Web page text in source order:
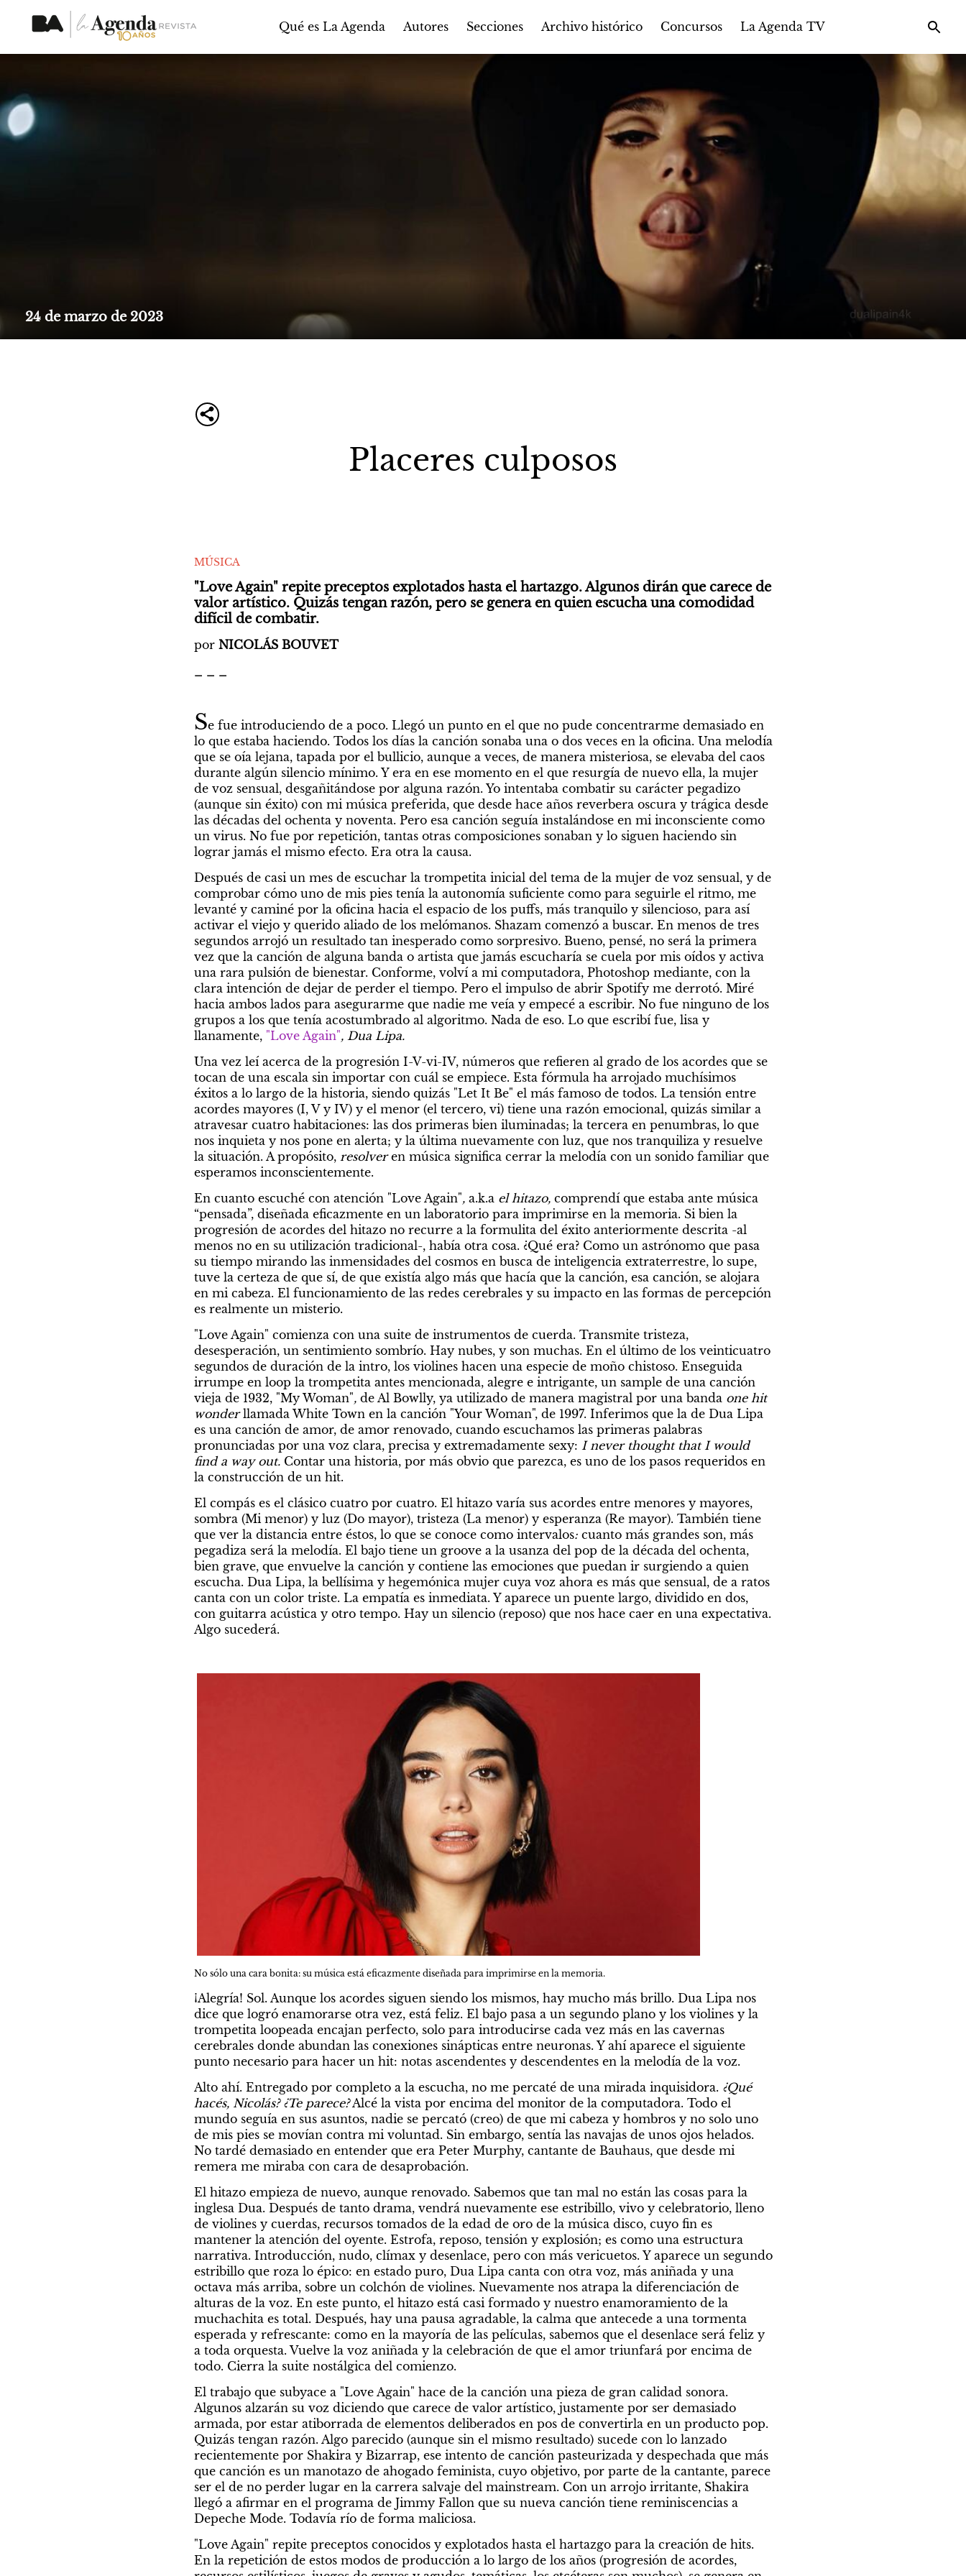
Qué es La Agenda Autores Secciones Archivo histórico Concursos La Agenda TV
24 de marzo de 2023
Placeres culposos
MÚSICA
"Love Again" repite preceptos explotados hasta el hartazgo. Algunos dirán que carece de
valor artístico. Quizás tengan razón, pero se genera en quien escucha una comodidad
difícil de combatir.
por NICOLÁS BOUVET
Se fue introduciendo de a poco. Llegó un punto en el que no pude concentrarme demasiado en
lo que estaba haciendo. Todos los días la canción sonaba una o dos veces en la oficina. Una melodía
que se oía lejana, tapada por el bullicio, aunque a veces, de manera misteriosa, se elevaba del caos
durante algún silencio mínimo. Y era en ese momento en el que resurgía de nuevo ella, la mujer
de voz sensual, desgañitándose por alguna razón. Yo intentaba combatir su carácter pegadizo
(aunque sin éxito) con mi música preferida, que desde hace años reverbera oscura y trágica desde
las décadas del ochenta y noventa. Pero esa canción seguía instalándose en mi inconsciente como
un virus. No fue por repetición, tantas otras composiciones sonaban y lo siguen haciendo sin
lograr jamás el mismo efecto. Era otra la causa.
Después de casi un mes de escuchar la trompetita inicial del tema de la mujer de voz sensual, y de
comprobar cómo uno de mis pies tenía la autonomía suficiente como para seguirle el ritmo, me
levanté y caminé por la oficina hacia el espacio de los puffs, más tranquilo y silencioso, para así
activar el viejo y querido aliado de los melómanos. Shazam comenzó a buscar. En menos de tres
segundos arrojó un resultado tan inesperado como sorpresivo. Bueno, pensé, no será la primera
vez que la canción de alguna banda o artista que jamás escucharía se cuela por mis oídos y activa
una rara pulsión de bienestar. Conforme, volví a mi computadora, Photoshop mediante, con la
clara intención de dejar de perder el tiempo. Pero el impulso de abrir Spotify me derrotó. Miré
hacia ambos lados para asegurarme que nadie me veía y empecé a escribir. No fue ninguno de los
grupos a los que tenía acostumbrado al algoritmo. Nada de eso. Lo que escribí fue, lisa y
llanamente, "Love Again", Dua Lipa.
Una vez leí acerca de la progresión I-V-vi-IV, números que refieren al grado de los acordes que se
tocan de una escala sin importar con cuál se empiece. Esta fórmula ha arrojado muchísimos
éxitos a lo largo de la historia, siendo quizás "Let It Be" el más famoso de todos. La tensión entre
acordes mayores (I, V y IV) y el menor (el tercero, vi) tiene una razón emocional, quizás similar a
atravesar cuatro habitaciones: las dos primeras bien iluminadas; la tercera en penumbras, lo que
nos inquieta y nos pone en alerta; y la última nuevamente con luz, que nos tranquiliza y resuelve
la situación. A propósito, resolver en música significa cerrar la melodía con un sonido familiar que
esperamos inconscientemente.
En cuanto escuché con atención "Love Again", a.k.a el hitazo, comprendí que estaba ante música
“pensada”, diseñada eficazmente en un laboratorio para imprimirse en la memoria. Si bien la
progresión de acordes del hitazo no recurre a la formulita del éxito anteriormente descrita -al
menos no en su utilización tradicional-, había otra cosa. ¿Qué era? Como un astrónomo que pasa
su tiempo mirando las inmensidades del cosmos en busca de inteligencia extraterrestre, lo supe,
tuve la certeza de que sí, de que existía algo más que hacía que la canción, esa canción, se alojara
en mi cabeza. El funcionamiento de las redes cerebrales y su impacto en las formas de percepción
es realmente un misterio.
"Love Again" comienza con una suite de instrumentos de cuerda. Transmite tristeza,
desesperación, un sentimiento sombrío. Hay nubes, y son muchas. En el último de los veinticuatro
segundos de duración de la intro, los violines hacen una especie de moño chistoso. Enseguida
irrumpe en loop la trompetita antes mencionada, alegre e intrigante, un sample de una canción
vieja de 1932, "My Woman", de Al Bowlly, ya utilizado de manera magistral por una banda one hit
wonder llamada White Town en la canción "Your Woman", de 1997. Inferimos que la de Dua Lipa
es una canción de amor, de amor renovado, cuando escuchamos las primeras palabras
pronunciadas por una voz clara, precisa y extremadamente sexy: I never thought that I would
find a way out. Contar una historia, por más obvio que parezca, es uno de los pasos requeridos en
la construcción de un hit.
El compás es el clásico cuatro por cuatro. El hitazo varía sus acordes entre menores y mayores,
sombra (Mi menor) y luz (Do mayor), tristeza (La menor) y esperanza (Re mayor). También tiene
que ver la distancia entre éstos, lo que se conoce como intervalos: cuanto más grandes son, más
pegadiza será la melodía. El bajo tiene un groove a la usanza del pop de la década del ochenta,
bien grave, que envuelve la canción y contiene las emociones que puedan ir surgiendo a quien
escucha. Dua Lipa, la bellísima y hegemónica mujer cuya voz ahora es más que sensual, de a ratos
canta con un color triste. La empatía es inmediata. Y aparece un puente largo, dividido en dos,
con guitarra acústica y otro tempo. Hay un silencio (reposo) que nos hace caer en una expectativa.
Algo sucederá.
No sólo una cara bonita: su música está eficazmente diseñada para imprimirse en la memoria.
¡Alegría! Sol. Aunque los acordes siguen siendo los mismos, hay mucho más brillo. Dua Lipa nos
dice que logró enamorarse otra vez, está feliz. El bajo pasa a un segundo plano y los violines y la
trompetita loopeada encajan perfecto, solo para introducirse cada vez más en las cavernas
cerebrales donde abundan las conexiones sinápticas entre neuronas. Y ahí aparece el siguiente
punto necesario para hacer un hit: notas ascendentes y descendentes en la melodía de la voz.
Alto ahí. Entregado por completo a la escucha, no me percaté de una mirada inquisidora. ¿Qué
hacés, Nicolás? ¿Te parece? Alcé la vista por encima del monitor de la computadora. Todo el
mundo seguía en sus asuntos, nadie se percató (creo) de que mi cabeza y hombros y no solo uno
de mis pies se movían contra mi voluntad. Sin embargo, sentía las navajas de unos ojos helados.
No tardé demasiado en entender que era Peter Murphy, cantante de Bauhaus, que desde mi
remera me miraba con cara de desaprobación.
El hitazo empieza de nuevo, aunque renovado. Sabemos que tan mal no están las cosas para la
inglesa Dua. Después de tanto drama, vendrá nuevamente ese estribillo, vivo y celebratorio, lleno
de violines y cuerdas, recursos tomados de la edad de oro de la música disco, cuyo fin es
mantener la atención del oyente. Estrofa, reposo, tensión y explosión; es como una estructura
narrativa. Introducción, nudo, clímax y desenlace, pero con más vericuetos. Y aparece un segundo
estribillo que roza lo épico: en estado puro, Dua Lipa canta con otra voz, más aniñada y una
octava más arriba, sobre un colchón de violines. Nuevamente nos atrapa la diferenciación de
alturas de la voz. En este punto, el hitazo está casi formado y nuestro enamoramiento de la
muchachita es total. Después, hay una pausa agradable, la calma que antecede a una tormenta
esperada y refrescante: como en la mayoría de las películas, sabemos que el desenlace será feliz y
a toda orquesta. Vuelve la voz aniñada y la celebración de que el amor triunfará por encima de
todo. Cierra la suite nostálgica del comienzo.
El trabajo que subyace a "Love Again" hace de la canción una pieza de gran calidad sonora.
Algunos alzarán su voz diciendo que carece de valor artístico, justamente por ser demasiado
armada, por estar atiborrada de elementos deliberados en pos de convertirla en un producto pop.
Quizás tengan razón. Algo parecido (aunque sin el mismo resultado) sucede con lo lanzado
recientemente por Shakira y Bizarrap, ese intento de canción pasteurizada y despechada que más
que canción es un manotazo de ahogado feminista, cuyo objetivo, por parte de la cantante, parece
ser el de no perder lugar en la carrera salvaje del mainstream. Con un arrojo irritante, Shakira
llegó a afirmar en el programa de Jimmy Fallon que su nueva canción tiene reminiscencias a
Depeche Mode. Todavía río de forma maliciosa.
"Love Again" repite preceptos conocidos y explotados hasta el hartazgo para la creación de hits.
En la repetición de estos modos de producción a lo largo de los años (progresión de acordes,